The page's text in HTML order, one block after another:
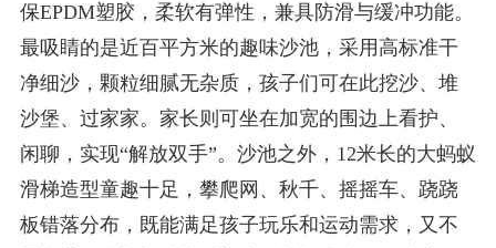
保EPDM塑胶，柔软有弹性，兼具防滑与缓冲功能。
最吸睛的是近百平方米的趣味沙池，采用高标准干
净细沙，颗粒细腻无杂质，孩子们可在此挖沙、堆
沙堡、过家家。家长则可坐在加宽的围边上看护、
闲聊，实现“解放双手”。沙池之外，12米长的大蚂蚁
滑梯造型童趣十足，攀爬网、秋千、摇摇车、跷跷
板错落分布，既能满足孩子玩乐和运动需求，又不